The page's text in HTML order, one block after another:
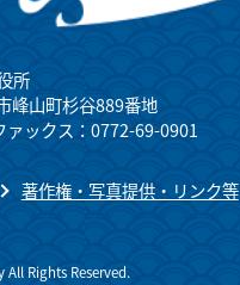
所
峰山町杉谷889番地
ックス：0772-69-0901
著作権・写真提供・リンク等
Rights Reserved.